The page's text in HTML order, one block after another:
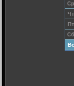
Ср
Чт
Пт
Сб
Вс